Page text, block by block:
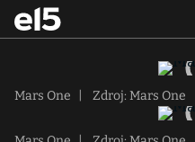
Mars One Zdroj: Mars One